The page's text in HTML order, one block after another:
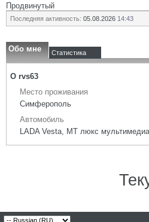
Продвинутый
Последняя активность: 05.08.2026 14:43
Обо мне Статистика
О rvs63
Место проживания
Симферополь
Автомобиль
LADA Vesta, МТ люкс